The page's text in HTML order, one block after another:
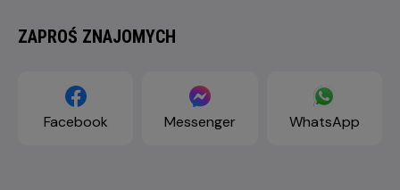
ZAPROŚ ZNAJOMYCH
Facebook Messenger WhatsApp